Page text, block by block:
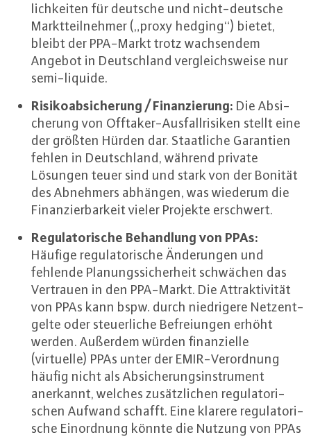
lich­kei­ten für deutsche und nicht-deut­sche
Markt­teil­neh­mer („proxy hedging“) bietet,
bleibt der PPA-Markt trotz wach­sen­dem
Angebot in Deutsch­land ver­gleichs­wei­se nur
se­mi-li­qui­de.
Ri­si­ko­ab­si­che­rung / Fi­nan­zie­rung: Die Ab­si­
che­rung von Off­ta­ker-Aus­fall­ri­si­ken stellt eine
der größten Hürden dar. Staat­li­che Garantien
fehlen in Deutsch­land, während private
Lösungen teuer sind und stark von der Bonität
des Abnehmers abhängen, was wiederum die
Fi­nan­zier­bar­keit vieler Projekte erschwert.
Re­gu­la­to­ri­sche Be­hand­lung von PPAs:
Häufige re­gu­la­to­ri­sche Än­de­run­gen und
fehlende Pla­nungs­si­cher­heit schwächen das
Vertrauen in den PPA-Markt. Die At­trak­ti­vi­tät
von PPAs kann bspw. durch nied­ri­ge­re Netz­ent­
gel­te oder steu­er­li­che Be­frei­un­gen erhöht
werden. Außerdem würden fi­nan­zi­el­le
(virtuelle) PPAs unter der EMIR-Ver­ord­nung
häufig nicht als Ab­si­che­rungs­in­stru­ment
anerkannt, welches zu­sätz­li­chen re­gu­la­to­ri­
schen Aufwand schafft. Eine klarere re­gu­la­to­ri­
sche Ein­ord­nung könnte die Nutzung von PPAs